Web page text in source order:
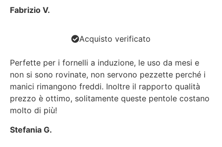
Fabrizio V.
Acquisto verificato
Perfette per i fornelli a induzione, le uso da mesi e
non si sono rovinate, non servono pezzette perché i
manici rimangono freddi. Inoltre il rapporto qualità
prezzo è ottimo, solitamente queste pentole costano
molto di più!
Stefania G.